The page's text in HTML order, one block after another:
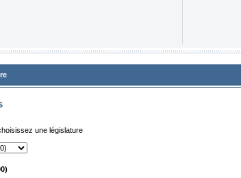
une législature